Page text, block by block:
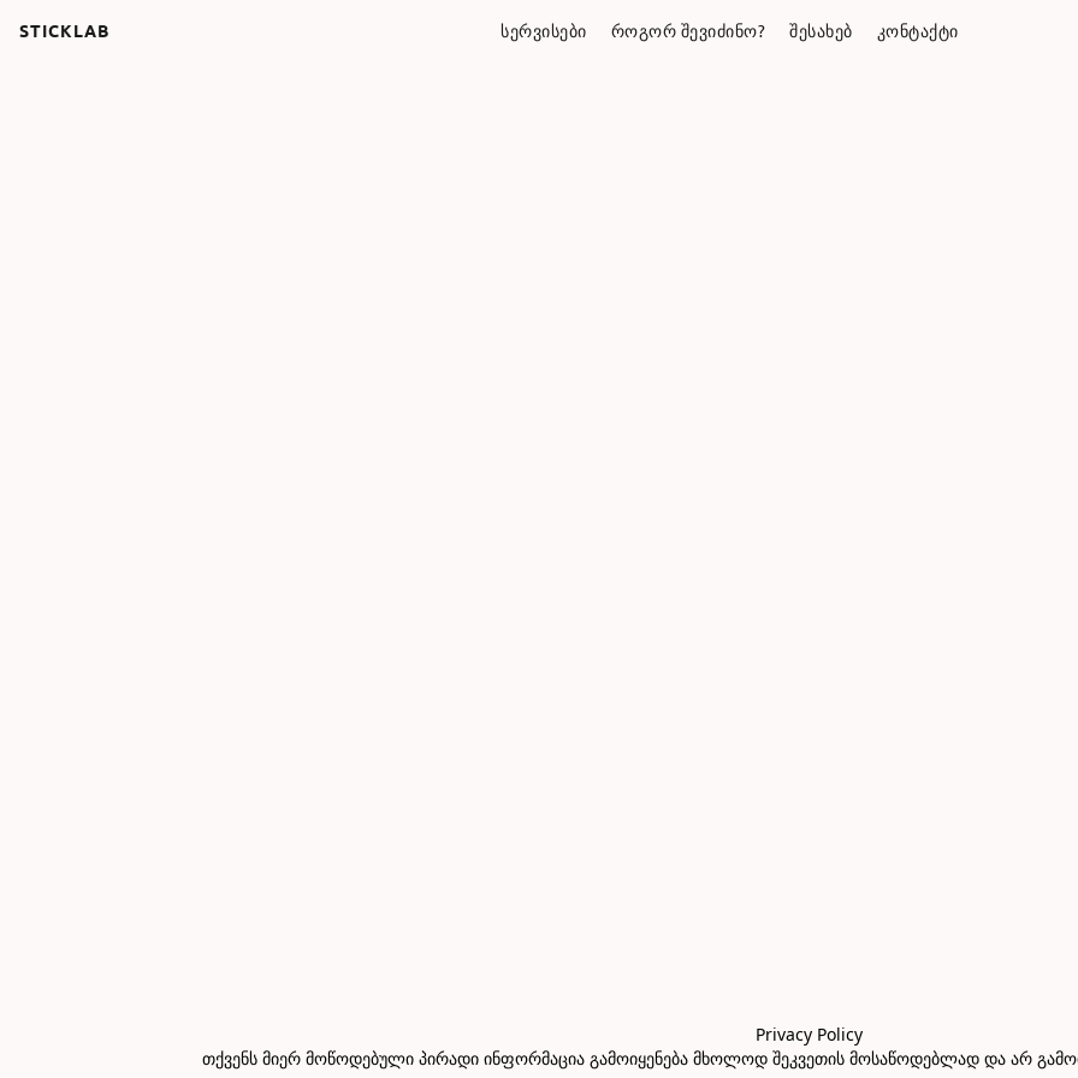
STICKLAB ᲡᲔᲠᲕᲘᲡᲔᲑᲘ ᲠᲝᲒᲝᲠ ᲨᲔᲕᲘᲫᲘᲜᲝ? ᲨᲔᲡᲐᲮᲔᲑ ᲙᲝᲜᲢᲐᲥᲢᲘ
Privacy Policy
თქვენს მიერ მოწოდებული პირადი ინფორმაცია გამოიყენება მხოლოდ შეკვეთის მოსაწოდებლად და არ